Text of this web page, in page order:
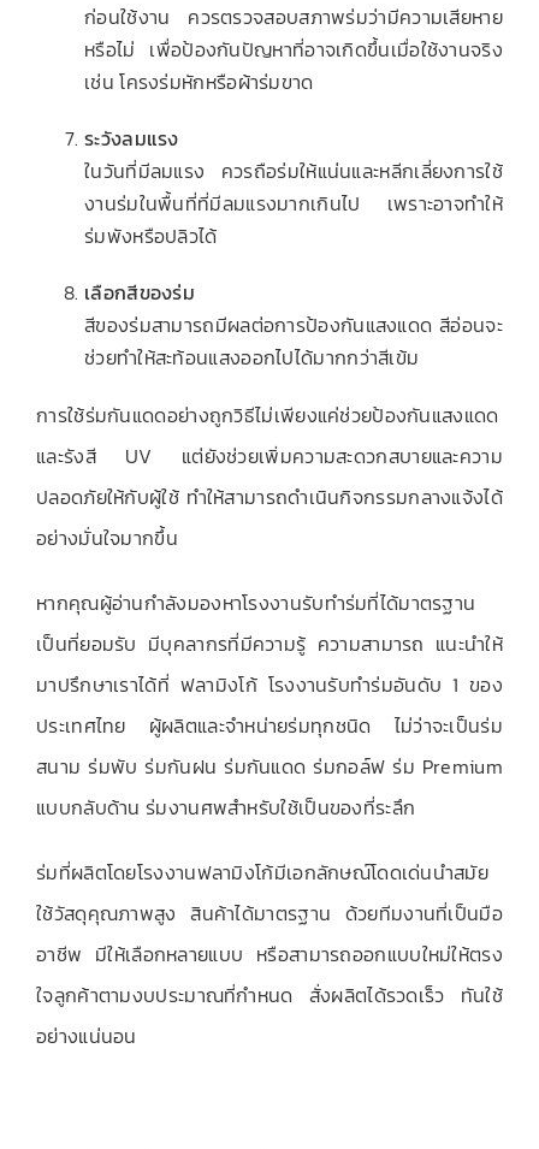
ก่อนใช้งาน ควรตรวจสอบสภาพร่มว่ามีความเสียหาย
หรือไม่ เพื่อป้องกันปัญหาที่อาจเกิดขึ้นเมื่อใช้งานจริง
เช่น โครงร่มหักหรือผ้าร่มขาด
ระวังลมแรง
ในวันที่มีลมแรง ควรถือร่มให้แน่นและหลีกเลี่ยงการใช้
งานร่มในพื้นที่ที่มีลมแรงมากเกินไป เพราะอาจทำให้
ร่มพังหรือปลิวได้
เลือกสีของร่ม
สีของร่มสามารถมีผลต่อการป้องกันแสงแดด สีอ่อนจะ
ช่วยทำให้สะท้อนแสงออกไปได้มากกว่าสีเข้ม
การใช้ร่มกันแดดอย่างถูกวิธีไม่เพียงแค่ช่วยป้องกันแสงแดด
และรังสี UV แต่ยังช่วยเพิ่มความสะดวกสบายและความ
ปลอดภัยให้กับผู้ใช้ ทำให้สามารถดำเนินกิจกรรมกลางแจ้งได้
อย่างมั่นใจมากขึ้น
หากคุณผู้อ่านกำลังมองหาโรงงานรับทำร่มที่ได้มาตรฐาน
เป็นที่ยอมรับ มีบุคลากรที่มีความรู้ ความสามารถ แนะนำให้
มาปรึกษาเราได้ที่ ฟลามิงโก้ โรงงานรับทำร่มอันดับ 1 ของ
ประเทศไทย ผู้ผลิตและจำหน่ายร่มทุกชนิด ไม่ว่าจะเป็นร่ม
สนาม ร่มพับ ร่มกันฝน ร่มกันแดด ร่มกอล์ฟ ร่ม Premium
แบบกลับด้าน ร่มงานศพสำหรับใช้เป็นของที่ระลึก
ร่มที่ผลิตโดยโรงงานฟลามิงโก้มีเอกลักษณ์โดดเด่นนำสมัย
ใช้วัสดุคุณภาพสูง สินค้าได้มาตรฐาน ด้วยทีมงานที่เป็นมือ
อาชีพ มีให้เลือกหลายแบบ หรือสามารถออกแบบใหม่ให้ตรง
ใจลูกค้าตามงบประมาณที่กำหนด สั่งผลิตได้รวดเร็ว ทันใช้
อย่างแน่นอน